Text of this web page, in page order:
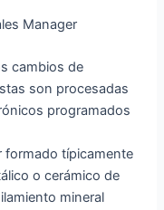
Manager
cambios de
son procesadas
programados
formado típicamente
o cerámico de
mineral